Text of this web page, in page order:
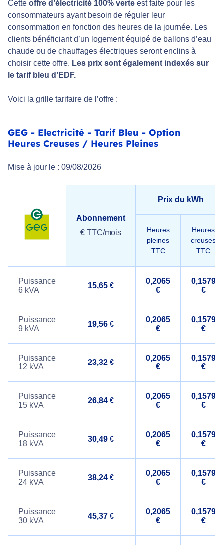
Cette offre d’électricité 100% verte est faite pour les
consommateurs ayant besoin de réguler leur
consommation en fonction des heures de la journée. Les
clients bénéficiant d’un logement équipé de ballons d’eau
chaude ou de chauffages électriques seront enclins à
choisir cette offre. Les prix sont également indexés sur
le tarif bleu d’EDF.
Voici la grille tarifaire de l’offre :
GEG - Electricité - Tarif Bleu - Option
Heures Creuses / Heures Pleines
Mise à jour le : 09/08/2026
Abonnement
€ TTC/mois
Prix du kWh
Heures
pleines
TTC
Heures
creuses
TTC
Puissance
6 kVA
15,65 €
0,2065
€
0,1579
€
Puissance
9 kVA
19,56 €
0,2065
€
0,1579
€
Puissance
12 kVA
23,32 €
0,2065
€
0,1579
€
Puissance
15 kVA
26,84 €
0,2065
€
0,1579
€
Puissance
18 kVA
30,49 €
0,2065
€
0,1579
€
Puissance
24 kVA
38,24 €
0,2065
€
0,1579
€
Puissance
30 kVA
45,37 €
0,2065
€
0,1579
€